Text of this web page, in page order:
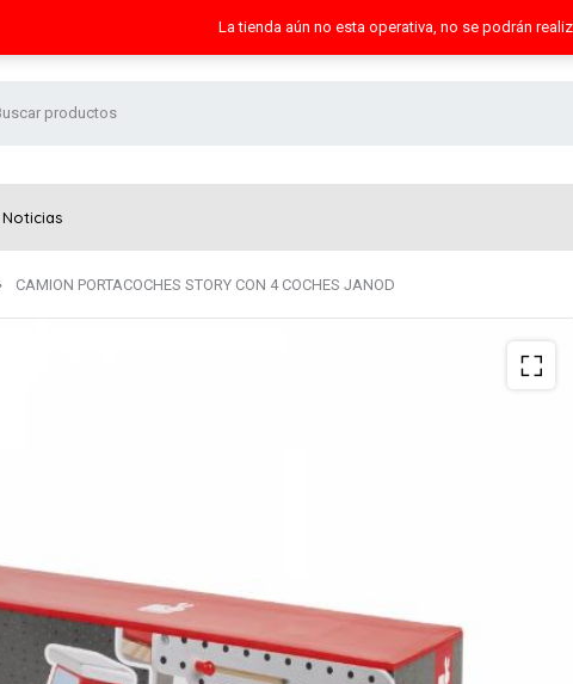
La tienda aún no esta operativa, no se podrán
Noticias
CAMION PORTACOCHES STORY CON 4 COCHES JANOD